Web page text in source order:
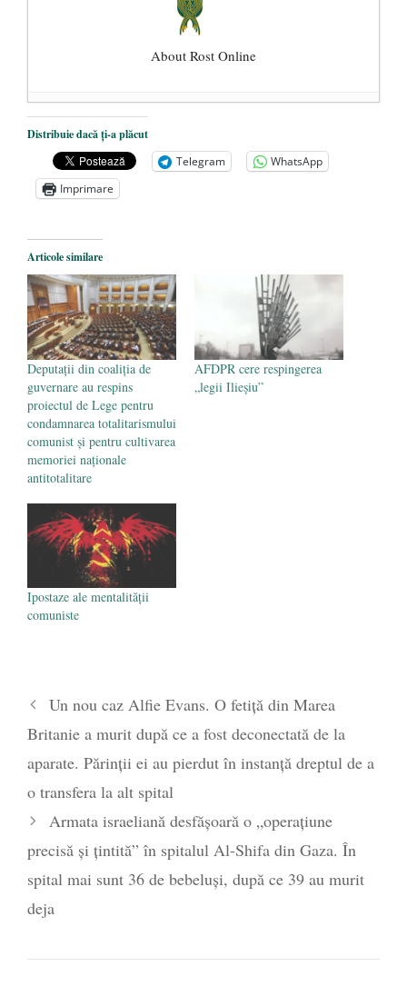
About Rost Online
Dezvăluiri cutremurătoare despre
președintele Ucrainei, Volodymyr
Zelensky
- 13 mai 2026
Statul care servește Națiunea
Legea Vexler produce efecte. Bustul
poetului Octavian Goga, înlăturat din Iași
- 16 aprilie 2026
Distribuie dacă ți-a plăcut
Telegram
WhatsApp
Imprimare
Articole similare
Deputații din coaliția de
guvernare au respins
proiectul de Lege pentru
condamnarea totalitarismului
comunist şi pentru cultivarea
memoriei naţionale
antitotalitare
AFDPR cere respingerea
„legii Ilieşiu”
Ipostaze ale mentalităţii
comuniste
Un nou caz Alfie Evans. O fetiță din Marea
Britanie a murit după ce a fost deconectată de la
aparate. Părinții ei au pierdut în instanță dreptul de a
o transfera la alt spital
Armata israeliană desfăşoară o „operaţiune
precisă şi ţintită” în spitalul Al-Shifa din Gaza. În
spital mai sunt 36 de bebeluși, după ce 39 au murit
deja